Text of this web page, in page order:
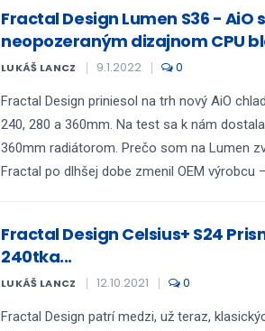
Fractal Design Lumen S36 - AiO s
neopozeraným dizajnom CPU
LUKÁŠ LANCZ 9.1.2022 0
Fractal Design priniesol na trh nový AiO
240, 280 a 360mm. Na test sa k nám
360mm radiátorom. Prečo som na Lumen
Fractal po dlhšej dobe zmenil OEM výrobcu
Fractal Design Celsius+ S24
240tka...
LUKÁŠ LANCZ 12.10.2021 0
Fractal Design patrí medzi, už teraz,